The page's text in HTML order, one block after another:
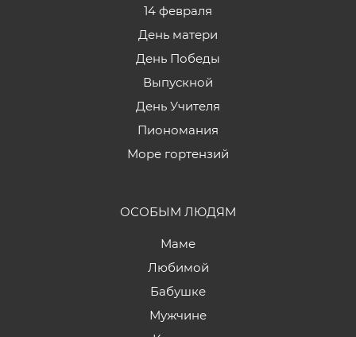
14 февраля
День матери
День Победы
Выпускной
День Учителя
Пиономания
Море гортензий
ОСОБЫМ ЛЮДЯМ
Маме
Любимой
Бабушке
Мужчине